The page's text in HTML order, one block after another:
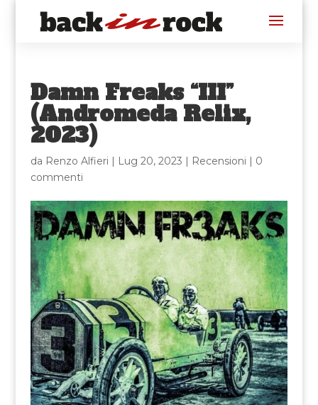
Damn Freaks “III”
(Andromeda Relix,
2023)
da Renzo Alfieri | Lug 20, 2023 | Recensioni | 0
commenti